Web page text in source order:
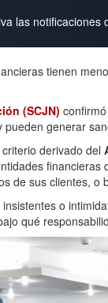
las notificaciones
tienen
(SCJN)
pueden generar
derivado del
financieras
de sus clientes,
o
qué